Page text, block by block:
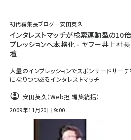
初代編集長ブログ―安田英久
インタレストマッチが検索連動型の10
プレッションへ本格化 - ヤフー井上社
壇
大量のインプレッションでスポンサードサーチ
になりつつあるインタレストマッチ
安田英久（Web担 編集統括）
2009年11月20日 9:00